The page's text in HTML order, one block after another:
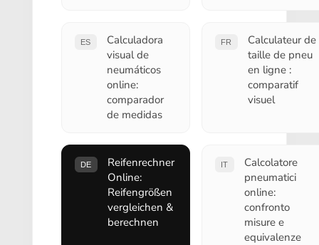
ES
Calculadora
visual de
neumáticos
online:
comparador
de medidas
FR
Calculateur de
taille de pneu
en ligne :
comparatif
visuel
DE
Reifenrechner
Online:
Reifengrößen
vergleichen &
berechnen
IT
Calcolatore
pneumatici
online:
confronto
misure e
equivalenze